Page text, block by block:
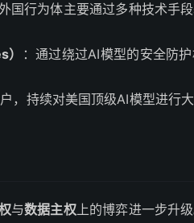
国行为体主要通过多种技术手
：通过绕过AI模型的安全防
，持续对美国顶级AI模型进行
与数据主权上的博弈进一步升